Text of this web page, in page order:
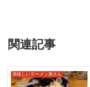
関連記事
美味しいラーメン屋さん